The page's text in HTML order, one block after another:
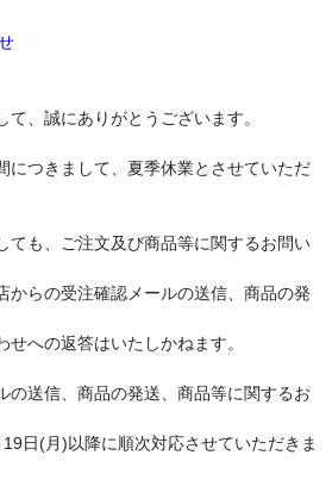
、誠にありがとうございます。
につきまして、夏季休業とさせていただ
ても、ご注文及び商品等に関するお問い
からの受注確認メールの送信、商品の発
への返答はいたしかねます。
の送信、商品の発送、商品等に関するお
日(月)以降に順次対応させていただきま